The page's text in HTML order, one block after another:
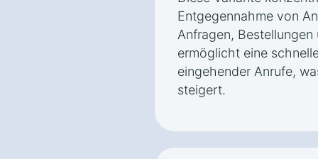
Entgegennahme von
Anfragen,
ermöglicht eine
eingehender Anrufe,
steigert.